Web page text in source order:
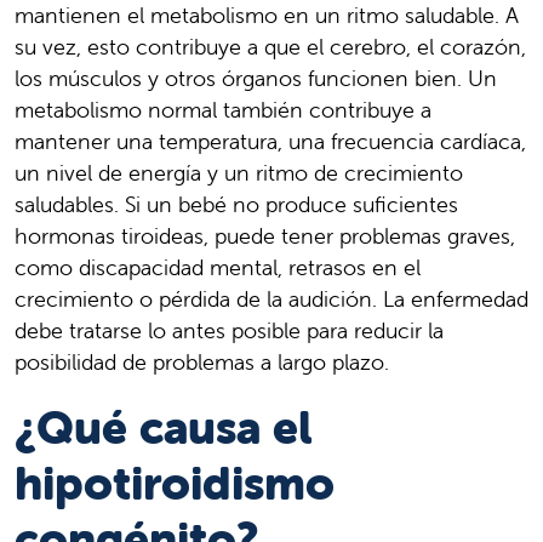
mantienen el metabolismo en un ritmo saludable. A
su vez, esto contribuye a que el cerebro, el corazón,
los músculos y otros órganos funcionen bien. Un
metabolismo normal también contribuye a
mantener una temperatura, una frecuencia cardíaca,
un nivel de energía y un ritmo de crecimiento
saludables. Si un bebé no produce suficientes
hormonas tiroideas, puede tener problemas graves,
como discapacidad mental, retrasos en el
crecimiento o pérdida de la audición. La enfermedad
debe tratarse lo antes posible para reducir la
posibilidad de problemas a largo plazo.
¿Qué causa el
hipotiroidismo